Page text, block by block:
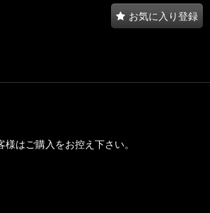
お気に入り登録
はご購入をお控え下さい。